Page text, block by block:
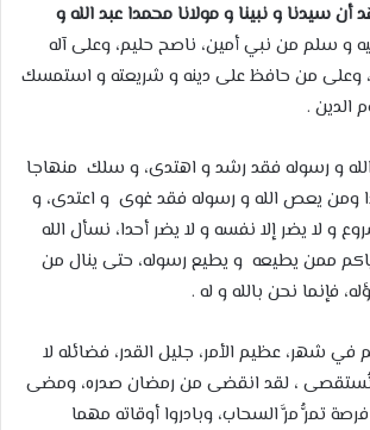
سيدنا و نبينا و مولانا محمدا عبد الله و
و سلم من نبي أمين، ناصح حليم، وعلى آله
وعلى من حافظ على دينه و شريعته و استمسك
الدين .
و رسوله فقد رشد و اهتدى، و سلك منهاجا
ومن يعص الله و رسوله فقد غوى و اعتدى، و
و لا يضر إلا نفسه و لا يضر أحدا، نسأل الله
ممن يطيعه و يطيع رسوله، حتى ينال من
فإنما نحن بالله و له .
في شهر، عظيم الأمر، جليل القدر، فضائله لا
تُستقصى ، لقد انقضى من رمضان صدره، ومضى
تمرُّ مرَّ السحاب، وبادروا أوقاته مهما